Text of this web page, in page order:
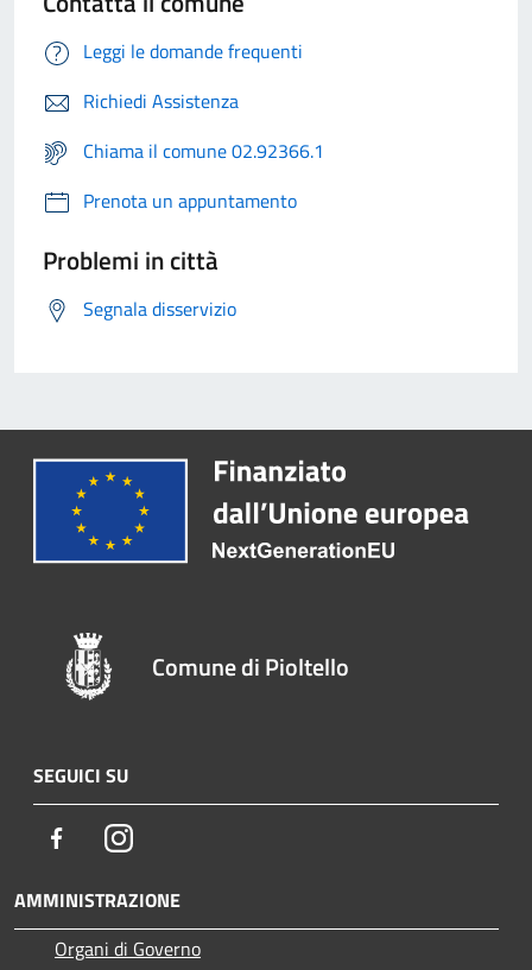
Leggi le domande frequenti
Richiedi Assistenza
Chiama il comune 02.92366.1
Prenota un appuntamento
Problemi in città
Segnala disservizio
Comune di Pioltello
SEGUICI SU
FacebookInstagram
AMMINISTRAZIONE
Organi di Governo